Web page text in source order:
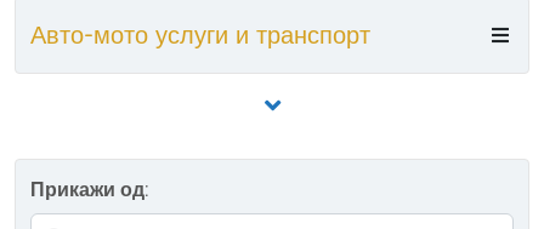
Авто-мото услуги и транспорт
Прикажи од: